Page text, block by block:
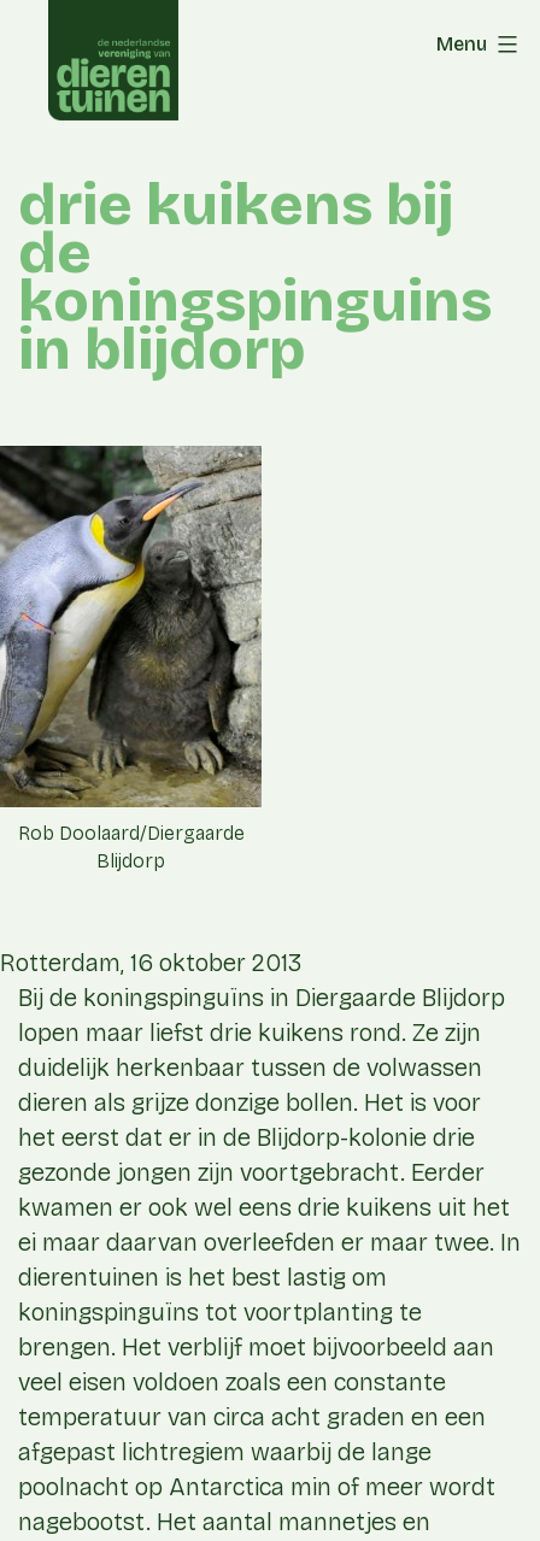
content
Menu
drie kuikens bij
de
koningspinguins
in blijdorp
Rob Doolaard/Diergaarde
Blijdorp
Rotterdam, 16 oktober 2013
Bij de koningspinguïns in Diergaarde Blijdorp
lopen maar liefst drie kuikens rond. Ze zijn
duidelijk herkenbaar tussen de volwassen
dieren als grijze donzige bollen. Het is voor
het eerst dat er in de Blijdorp-kolonie drie
gezonde jongen zijn voortgebracht. Eerder
kwamen er ook wel eens drie kuikens uit het
ei maar daarvan overleefden er maar twee. In
dierentuinen is het best lastig om
koningspinguïns tot voortplanting te
brengen. Het verblijf moet bijvoorbeeld aan
veel eisen voldoen zoals een constante
temperatuur van circa acht graden en een
afgepast lichtregiem waarbij de lange
poolnacht op Antarctica min of meer wordt
nagebootst. Het aantal mannetjes en